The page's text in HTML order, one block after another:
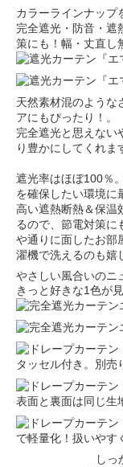
カラーラインナップ
完全遮光・防音・遮
策にも！幅・丈直し
天然素材混のような
アにもぴったり！。
完全遮光と思えない
り豊かにしてくれま
遮光率はほぼ100％
を確保したい環境に
高い遮熱断熱＆保温
るので、節電対策に
や通りに面したお部
濯機で洗えるのも嬉
やさしい風合いのニ
きっと好きな1色が
タッセル付き。別売
表面と裏面は同じ生
で軽量化！扱いやす
しっ